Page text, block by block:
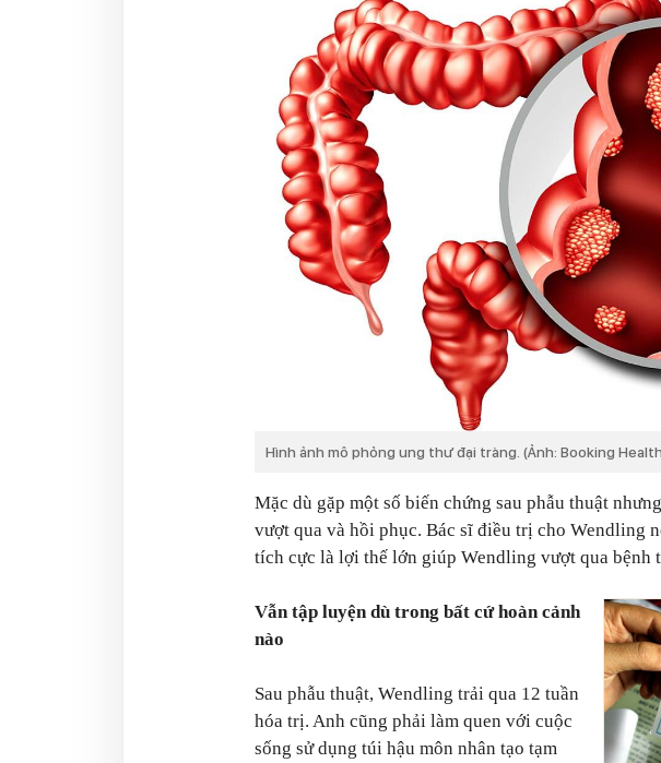
Hình ảnh mô phỏng ung thư đại tràng. (Ảnh: Booking
Mặc dù gặp một số biến chứng sau phẫu thuật
vượt qua và hồi phục. Bác sĩ điều trị cho Wendling
tích cực là lợi thế lớn giúp Wendling vượt qua bệnh
Vẫn tập luyện dù trong bất cứ hoàn cảnh
nào
Sau phẫu thuật, Wendling trải qua 12 tuần
hóa trị. Anh cũng phải làm quen với cuộc
sống sử dụng túi hậu môn nhân tạo tạm